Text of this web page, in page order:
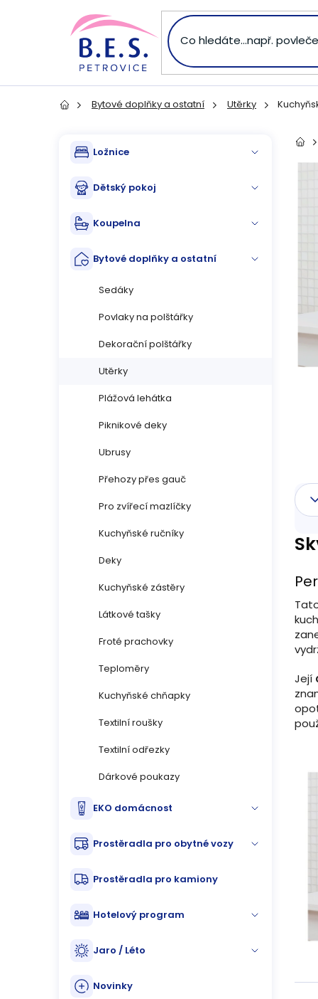
Domů Bytové doplňky a ostatní Utěrky
kategorieLožnice
Dětský pokoj
Koupelna
Bytové doplňky a ostatní
Sedáky
Povlaky na polštářky
Dekorační polštářky
Utěrky
Plážová lehátka
Piknikové deky
Ubrusy
Přehozy přes gauč
Pro zvířecí mazlíčky
Kuchyňské ručníky
Deky
Kuchyňské zástěry
Látkové tašky
Froté prachovky
Teploměry
Kuchyňské chňapky
Textilní roušky
Textilní odřezky
Dárkové poukazy
EKO domácnost
Prostěradla pro obytné vozy
Prostěradla pro kamiony
Hotelový program
Jaro / Léto
Novinky
Domů
Její